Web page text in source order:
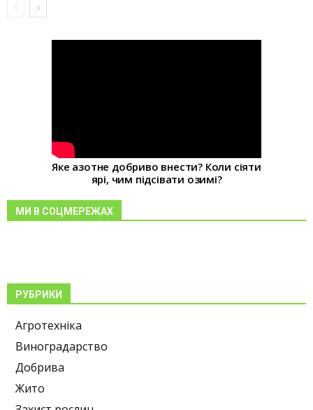
Яке азотне добриво внести? Коли сіяти
ярі, чим підсівати озимі?
МИ В СОЦМЕРЕЖАХ
РУБРИКИ
Агротехніка
Виноградарство
Добрива
Жито